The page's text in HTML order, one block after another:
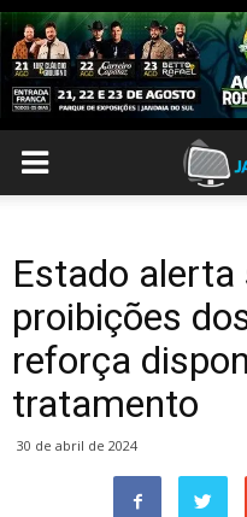
Estado
proibições
reforça
tratamento
30 de abril de 2024